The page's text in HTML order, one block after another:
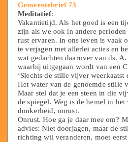
Gemeentebrief 73
Meditatief:
Vakantietijd. Als het goed is een
zijn als we ook in andere
rust ervaren. In ons leven is vaak
te verjagen met allerlei acties en
wat gedachten daarover van ds. A.
waarbij uitgegaan wordt van een
‘Slechts de stille vijver weerkaatst
Het water van de genoemde stille
Maar stel dat je een steen in die
de spiegel. Weg is de hemel in
donkerheid, onrust.
Onrust. Hoe ga je daar mee om?
advies: Niet doorjagen, maar de
richting wil veranderen, moet